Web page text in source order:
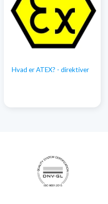
Hvad er ATEX? - direktiver